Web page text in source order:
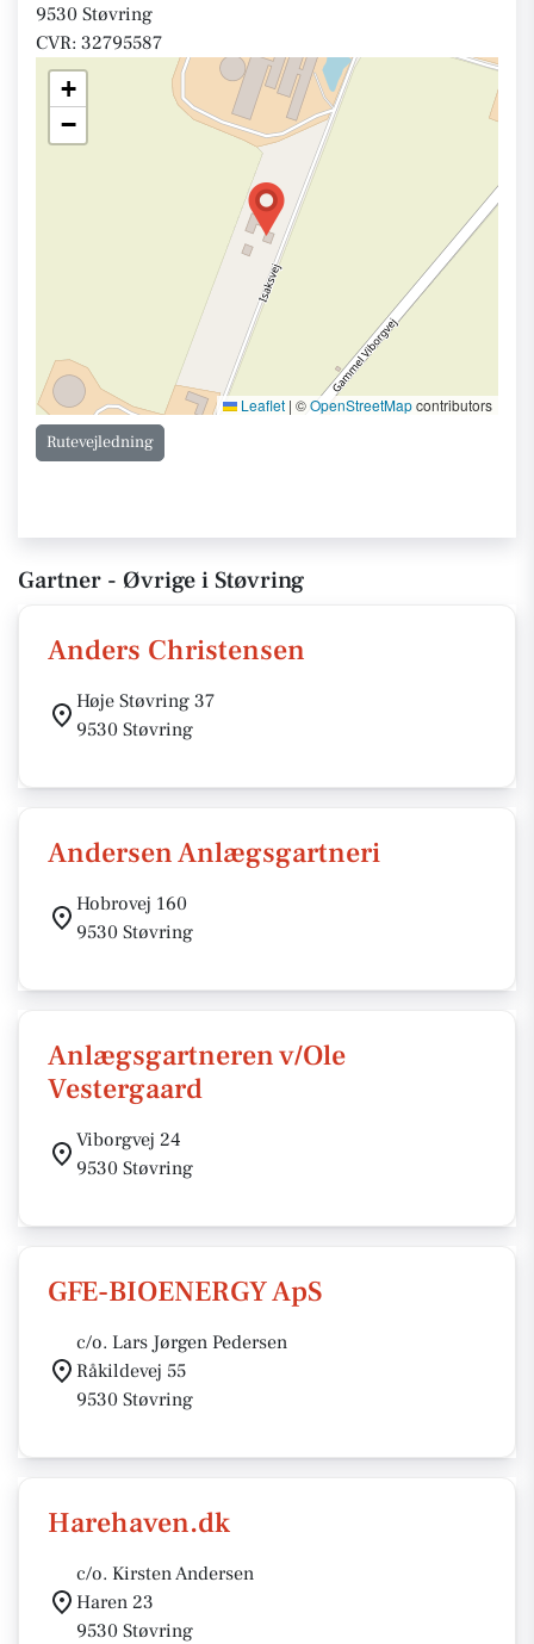
9530 Støvring
CVR: 32795587
+
−
Leaflet | ©OpenStreetMapcontributors
Rutevejledning
Gartner - Øvrige i Støvring
Anders Christensen
Høje Støvring 37
9530 Støvring
Andersen Anlægsgartneri
Hobrovej 160
9530 Støvring
Anlægsgartneren v/Ole
Vestergaard
Viborgvej 24
9530 Støvring
GFE-BIOENERGY ApS
c/o. Lars Jørgen Pedersen
Råkildevej 55
9530 Støvring
Harehaven.dk
c/o. Kirsten Andersen
Haren 23
9530 Støvring